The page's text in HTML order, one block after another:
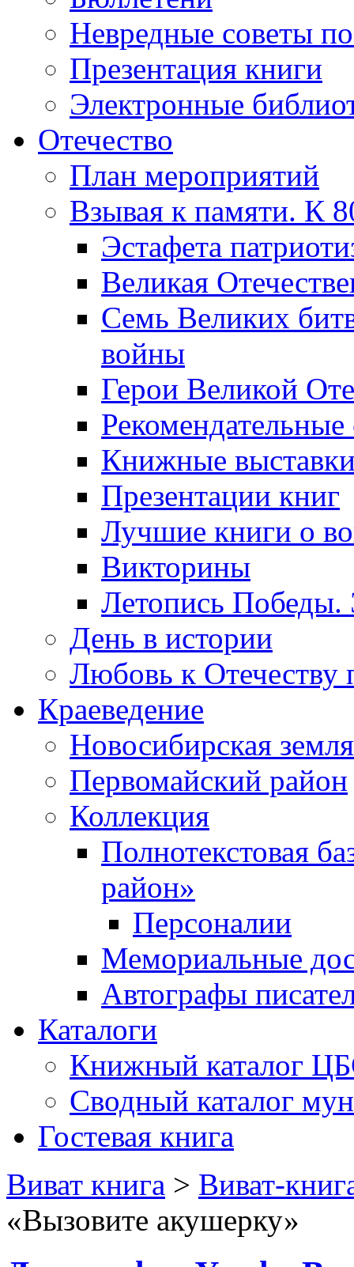
Невредные советы
Презентация книги
Электронные
Отечество
План мероприятий
Взывая к памяти. К
Эcтафета
Великая
Семь Великих
войны
Герои Великой
Рекомендательные
Книжные
Презентации книг
Лучшие книги о
Викторины
Летопись Победы.
День в истории
Любовь к Отечеству
Краеведение
Новосибирская земля
Первомайский район
Коллекция
Полнотекстовая
район»
Персоналии
Мемориальные
Автографы
Каталоги
Книжный каталог
Сводный каталог
Гостевая книга
Виват книга > Виват-
«Вызовите акушерку»